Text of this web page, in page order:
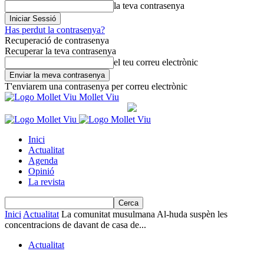
la teva contrasenya
Has perdut la contrasenya?
Recuperació de contrasenya
Recuperar la teva contrasenya
el teu correu electrònic
T'enviarem una contrasenya per correu electrònic
Mollet Viu
Inici
Actualitat
Agenda
Opinió
La revista
Inici Actualitat La comunitat musulmana Al-huda suspèn les
concentracions de davant de casa de...
Actualitat